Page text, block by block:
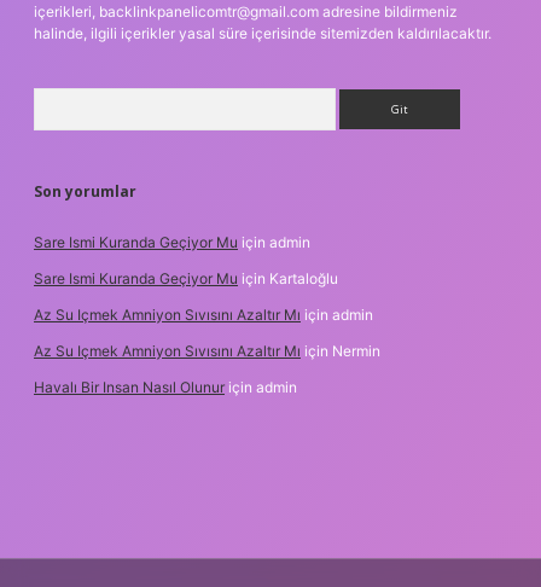
içerikleri, backlinkpanelicomtr@gmail.com adresine bildirmeniz
halinde, ilgili içerikler yasal süre içerisinde sitemizden kaldırılacaktır.
Son yorumlar
Sare Ismi Kuranda Geçiyor Mu için admin
Sare Ismi Kuranda Geçiyor Mu için Kartaloğlu
Az Su Içmek Amniyon Sıvısını Azaltır Mı için admin
Az Su Içmek Amniyon Sıvısını Azaltır Mı için Nermin
Havalı Bir Insan Nasıl Olunur için admin